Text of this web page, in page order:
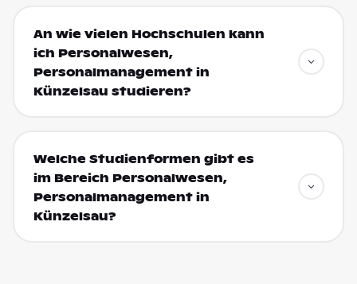
An wie vielen Hochschulen kann
ich Personalwesen,
Personalmanagement in
Künzelsau studieren?
Welche Studienformen gibt es
im Bereich Personalwesen,
Personalmanagement in
Künzelsau?